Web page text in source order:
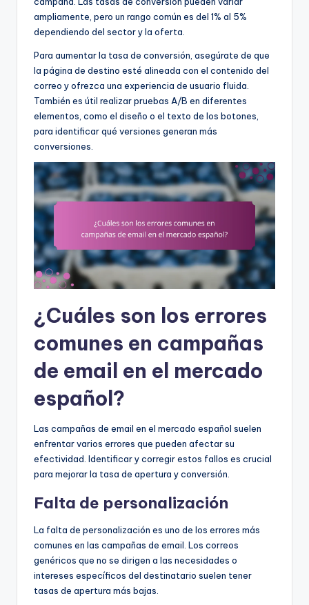
ampliamente, pero un rango común es del 1% al 5%
dependiendo del sector y la oferta.
Para aumentar la tasa de conversión, asegúrate de que
la página de destino esté alineada con el contenido del
correo y ofrezca una experiencia de usuario fluida.
También es útil realizar pruebas A/B en diferentes
elementos, como el diseño o el texto de los botones,
para identificar qué versiones generan más
conversiones.
¿Cuáles son los errores
comunes en campañas
de email en el mercado
español?
Las campañas de email en el mercado español suelen
enfrentar varios errores que pueden afectar su
efectividad. Identificar y corregir estos fallos es crucial
para mejorar la tasa de apertura y conversión.
Falta de personalización
La falta de personalización es uno de los errores más
comunes en las campañas de email. Los correos
genéricos que no se dirigen a las necesidades o
intereses específicos del destinatario suelen tener
tasas de apertura más bajas.